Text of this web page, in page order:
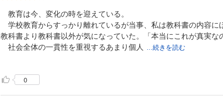
教育は今、変化の時を迎えている。
学校教育からすっかり離れているが当事、私は教科書の内容に
教科書より教科書以外が気になっていた。「本当にこれが真実な
社会全体の一貫性を重視するあまり個人
...続きを読む
人口減少や技術革新が益々進む中、従来の枠組みを維持するこ
0